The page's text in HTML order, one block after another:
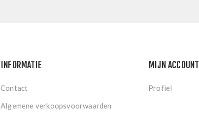
INFORMATIE
Contact
Algemene verkoopsvoorwaarden
MIJN ACCOUNT
Profiel